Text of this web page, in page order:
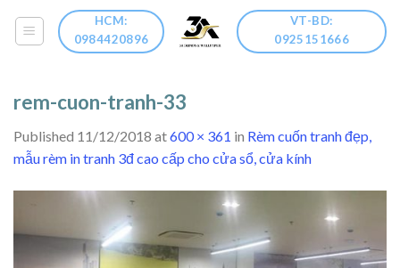
HCM:
0984420896
VT-BD:
0925151666
rem-cuon-tranh-33
Published 11/12/2018 at600 × 361 in Rèm cuốn tranh đẹp,
mẫu rèm in tranh 3đ cao cấp cho cửa sổ, cửa kính